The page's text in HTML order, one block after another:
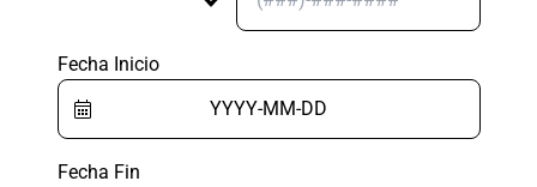
Fecha Inicio
Fecha Fin